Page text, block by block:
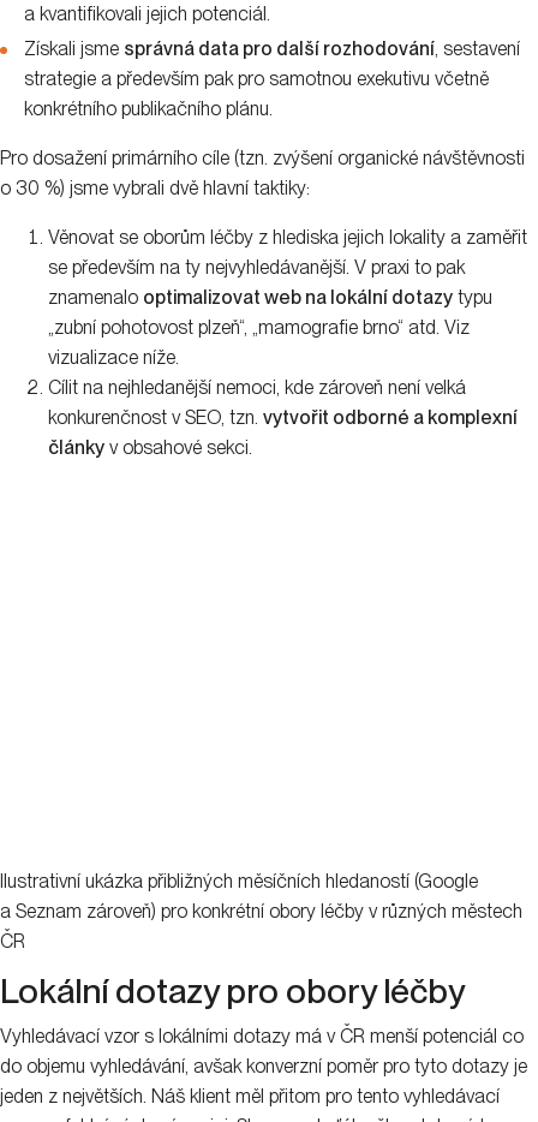
a kvantifikovali jejich potenciál.
Získali jsme správná data pro další rozhodování, sestavení
strategie a především pak pro samotnou exekutivu včetně
konkrétního publikačního plánu.
Pro dosažení primárního cíle (tzn. zvýšení organické návštěvnosti
o 30 %) jsme vybrali dvě hlavní taktiky:
Věnovat se oborům léčby z hlediska jejich lokality a zaměřit
se především na ty nejvyhledávanější. V praxi to pak
znamenalo optimalizovat web na lokální dotazy typu
„zubní pohotovost plzeň“, „mamografie brno“ atd. Viz
vizualizace níže.
Cílit na nejhledanější nemoci, kde zároveň není velká
konkurenčnost v SEO, tzn. vytvořit odborné a komplexní
články v obsahové sekci.
Ilustrativní ukázka přibližných měsíčních hledaností (Google
a Seznam zároveň) pro konkrétní obory léčby v různých městech
ČR
Lokální dotazy pro obory léčby
Vyhledávací vzor s lokálními dotazy má v ČR menší potenciál co
do objemu vyhledávání, avšak konverzní poměr pro tyto dotazy je
jeden z největších. Náš klient měl přitom pro tento vyhledávací